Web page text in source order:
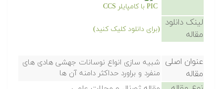
PIC با کامپایلر CCS
لینک دانلود
مقاله
(برای دانلود کلیک کنید)
عنوان اصلی
مقاله
شبیه سازی انواع نوسانات جهشی هادی های
منفرد و براورد حداکثر دامنه آن ها